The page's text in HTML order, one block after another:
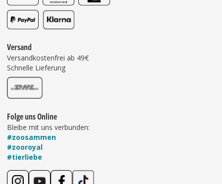
Versand
Versandkostenfrei ab 49€
Schnelle Lieferung
Folge uns Online
Bleibe mit uns verbunden:
#zoosammen
#zooroyal
#tierliebe